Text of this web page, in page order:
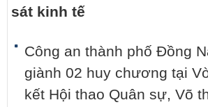
sát kinh tế
Công an thành phố Đồng
giành 02 huy chương tại
kết Hội thao Quân sự, Võ